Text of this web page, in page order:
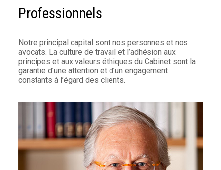
Professionnels
Notre principal capital sont nos personnes et nos
avocats. La culture de travail et l’adhésion aux
principes et aux valeurs éthiques du Cabinet sont la
garantie d’une attention et d’un engagement
constants à l’égard des clients.